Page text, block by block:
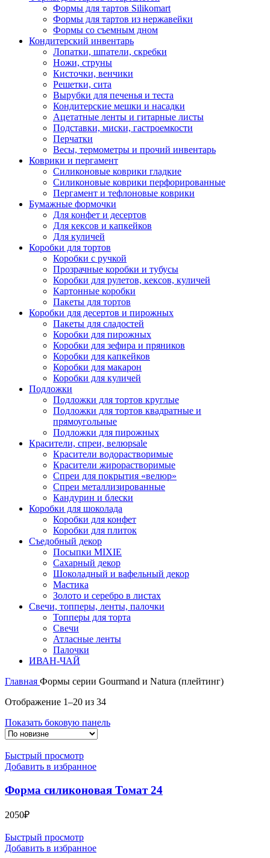
Формы для тартов Silikomart
Формы для тартов из нержавейки
Формы со съемным дном
Кондитерский инвентарь
Лопатки, шпатели, скребки
Ножи, струны
Кисточки, венчики
Решетки, сита
Вырубки для печенья и теста
Кондитерские мешки и насадки
Ацетатные ленты и гитарные листы
Подставки, миски, гастроемкости
Перчатки
Весы, термометры и прочий инвентарь
Коврики и пергамент
Силиконовые коврики гладкие
Силиконовые коврики перфорированные
Пергамент и тефлоновые коврики
Бумажные формочки
Для конфет и десертов
Для кексов и капкейков
Для куличей
Коробки для тортов
Коробки с ручкой
Прозрачные коробки и тубусы
Коробки для рулетов, кексов, куличей
Картонные коробки
Пакеты для тортов
Коробки для десертов и пирожных
Пакеты для сладостей
Коробки для пирожных
Коробки для зефира и пряников
Коробки для капкейков
Коробки для макарон
Коробки для куличей
Подложки
Подложки для тортов круглые
Подложки для тортов квадратные и
прямоугольные
Подложки для пирожных
Красители, спреи, велюрsale
Красители водорастворимые
Красители жирорастворимые
Спреи для покрытия «велюр»
Спреи металлизированные
Кандурин и блески
Коробки для шоколада
Коробки для конфет
Коробки для плиток
Съедобный декор
Посыпки MIXIE
Сахарный декор
Шоколадный и вафельный декор
Мастика
Золото и серебро в листах
Свечи, топперы, ленты, палочки
Топперы для торта
Свечи
Атласные ленты
Палочки
ИВАН-ЧАЙ
Главная Формы серии Gourmand и Natura (плейтинг)
Отображение 1–20 из 34Сортировка:
недавние
Показать боковую панель
Быстрый просмотр
Добавить в избранное
Форма силиконовая Томат 24
2050₽
Быстрый просмотр
Добавить в избранное